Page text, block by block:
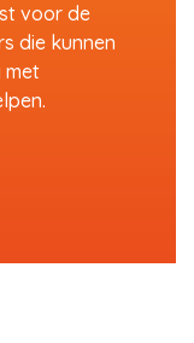
voor de
die kunnen
met